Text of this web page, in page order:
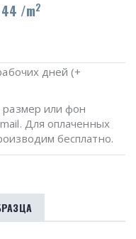
/m2
дней (+
или фон
Для оплаченных
бесплатно.